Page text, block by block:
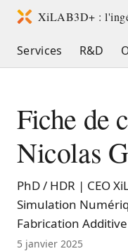
XiLAB3D+ :
Services R&D
Fiche de
Nicolas
PhD / HDR | CEO
Simulation
Fabrication
5 janvier 2025